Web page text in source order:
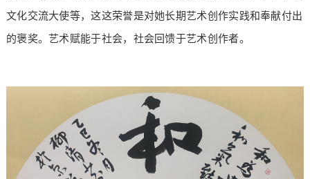
文化交流大使等，这这荣誉是对她长期艺术创作实践和奉献付出
的褒奖。艺术赋能于社会，社会回馈于艺术创作者。